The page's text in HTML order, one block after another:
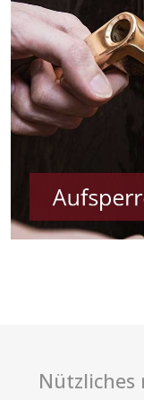
Nützliches